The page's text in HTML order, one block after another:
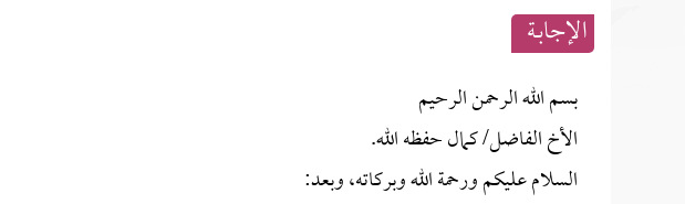
الإجابــة
بسم الله الرحمن الرحيم
الأخ الفاضل/ كمال حفظه الله.
السلام عليكم ورحمة الله وبركاته، وبعد: